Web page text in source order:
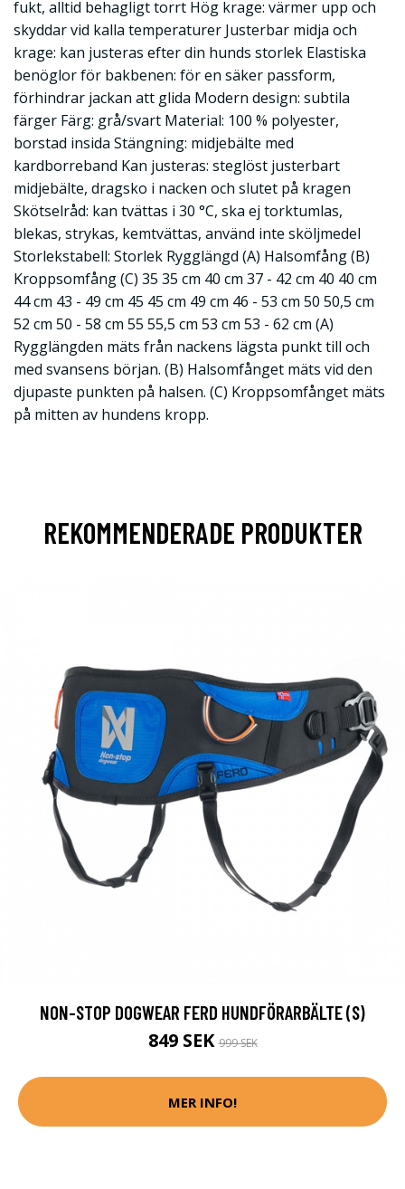
fukt, alltid behagligt torrt Hög krage: värmer upp och
skyddar vid kalla temperaturer Justerbar midja och
krage: kan justeras efter din hunds storlek Elastiska
benöglor för bakbenen: för en säker passform,
förhindrar jackan att glida Modern design: subtila
färger Färg: grå/svart Material: 100 % polyester,
borstad insida Stängning: midjebälte med
kardborreband Kan justeras: steglöst justerbart
midjebälte, dragsko i nacken och slutet på kragen
Skötselråd: kan tvättas i 30 °C, ska ej torktumlas,
blekas, strykas, kemtvättas, använd inte sköljmedel
Storlekstabell: Storlek Rygglängd (A) Halsomfång (B)
Kroppsomfång (C) 35 35 cm 40 cm 37 - 42 cm 40 40 cm
44 cm 43 - 49 cm 45 45 cm 49 cm 46 - 53 cm 50 50,5 cm
52 cm 50 - 58 cm 55 55,5 cm 53 cm 53 - 62 cm (A)
Rygglängden mäts från nackens lägsta punkt till och
med svansens början. (B) Halsomfånget mäts vid den
djupaste punkten på halsen. (C) Kroppsomfånget mäts
på mitten av hundens kropp.
REKOMMENDERADE PRODUKTER
NON-STOP DOGWEAR FERD HUNDFÖRARBÄLTE (S)
849 SEK999 SEK
MER INFO!